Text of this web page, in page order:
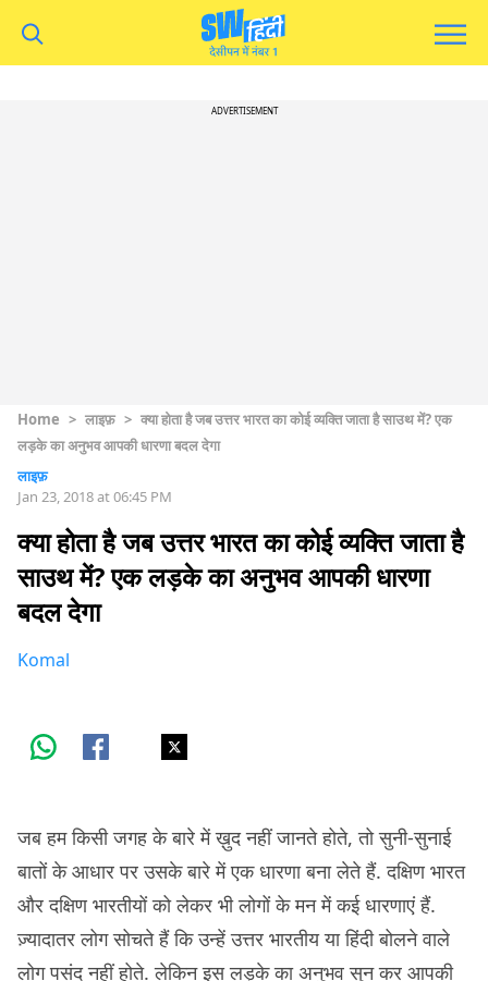
ADVERTISEMENT
Home > लाइफ़ > क्या होता है जब उत्तर भारत का कोई व्यक्ति जाता है साउथ में? एक
लड़के का अनुभव आपकी धारणा बदल देगा
लाइफ़
Jan 23, 2018 at 06:45 PM
क्या होता है जब उत्तर भारत का कोई व्यक्ति जाता है
साउथ में? एक लड़के का अनुभव आपकी धारणा
बदल देगा
Komal
जब हम किसी जगह के बारे में ख़ुद नहीं जानते होते, तो सुनी-सुनाई
बातों के आधार पर उसके बारे में एक धारणा बना लेते हैं. दक्षिण भारत
और दक्षिण भारतीयों को लेकर भी लोगों के मन में कई धारणाएं हैं.
ज़्यादातर लोग सोचते हैं कि उन्हें उत्तर भारतीय या हिंदी बोलने वाले
लोग पसंद नहीं होते. लेकिन इस लड़के का अनुभव सुन कर आपकी